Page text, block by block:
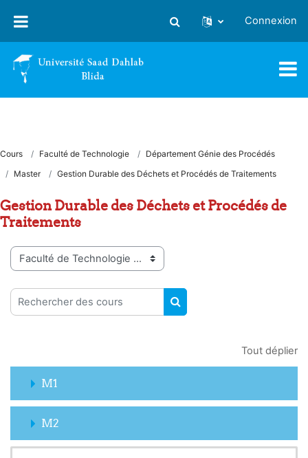
Activer/désactiver la saisie
Connexion
Cours Faculté de Technologie
Département Génie des Procédés
Master
Gestion Durable des Déchets et Procédés de Traitements
Gestion Durable des Déchets et Procédés de
Traitements
Catégories de cours
Rechercher des cours
RECHERCHER DES
Tout déplier
M1
M2